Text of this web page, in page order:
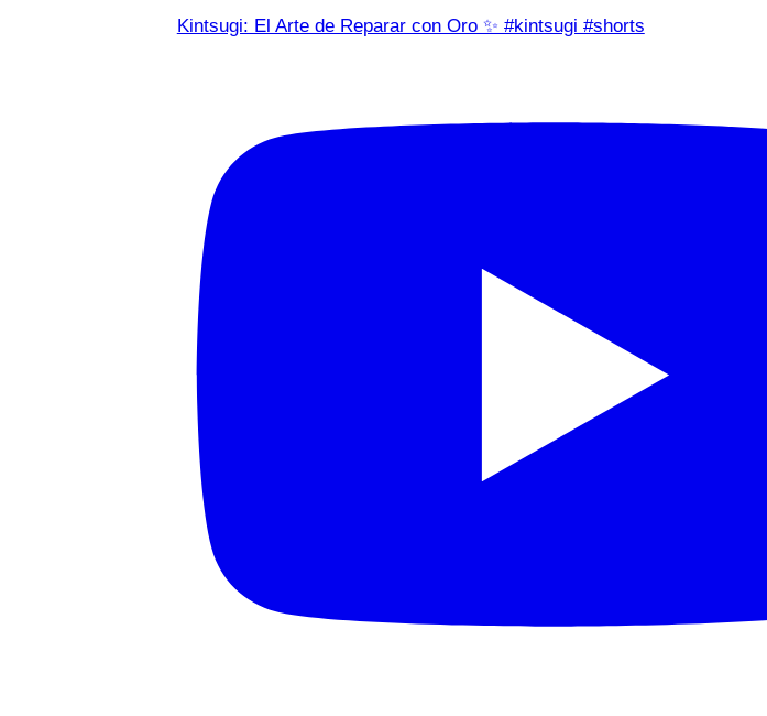
Kintsugi: El Arte de Reparar con Oro ✨ #kintsugi #shorts